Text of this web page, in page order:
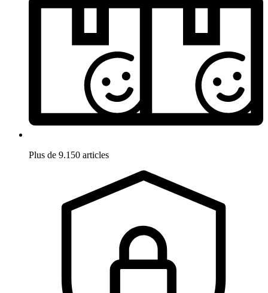
Plus de 9.150 articles